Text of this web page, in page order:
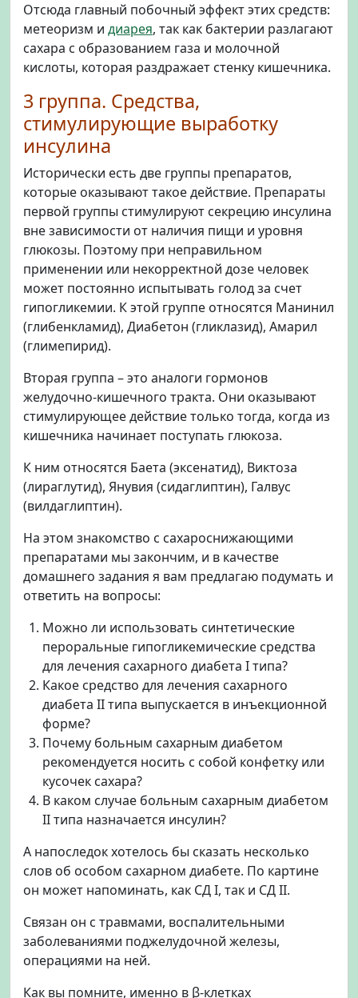
Отсюда главный побочный эффект этих средств:
метеоризм и диарея, так как бактерии разлагают
сахара с образованием газа и молочной
кислоты, которая раздражает стенку кишечника.
3 группа. Средства,
стимулирующие выработку
инсулина
Исторически есть две группы препаратов,
которые оказывают такое действие. Препараты
первой группы стимулируют секрецию инсулина
вне зависимости от наличия пищи и уровня
глюкозы. Поэтому при неправильном
применении или некорректной дозе человек
может постоянно испытывать голод за счет
гипогликемии. К этой группе относятся Манинил
(глибенкламид), Диабетон (гликлазид), Амарил
(глимепирид).
Вторая группа – это аналоги гормонов
желудочно-кишечного тракта. Они оказывают
стимулирующее действие только тогда, когда из
кишечника начинает поступать глюкоза.
К ним относятся Баета (эксенатид), Виктоза
(лираглутид), Янувия (сидаглиптин), Галвус
(вилдаглиптин).
На этом знакомство с сахароснижающими
препаратами мы закончим, и в качестве
домашнего задания я вам предлагаю подумать и
ответить на вопросы:
Можно ли использовать синтетические
пероральные гипогликемические средства
для лечения сахарного диабета I типа?
Какое средство для лечения сахарного
диабета II типа выпускается в инъекционной
форме?
Почему больным сахарным диабетом
рекомендуется носить с собой конфетку или
кусочек сахара?
В каком случае больным сахарным диабетом
II типа назначается инсулин?
А напоследок хотелось бы сказать несколько
слов об особом сахарном диабете. По картине
он может напоминать, как СД I, так и СД II.
Связан он с травмами, воспалительными
заболеваниями поджелудочной железы,
операциями на ней.
Как вы помните, именно в β-клетках